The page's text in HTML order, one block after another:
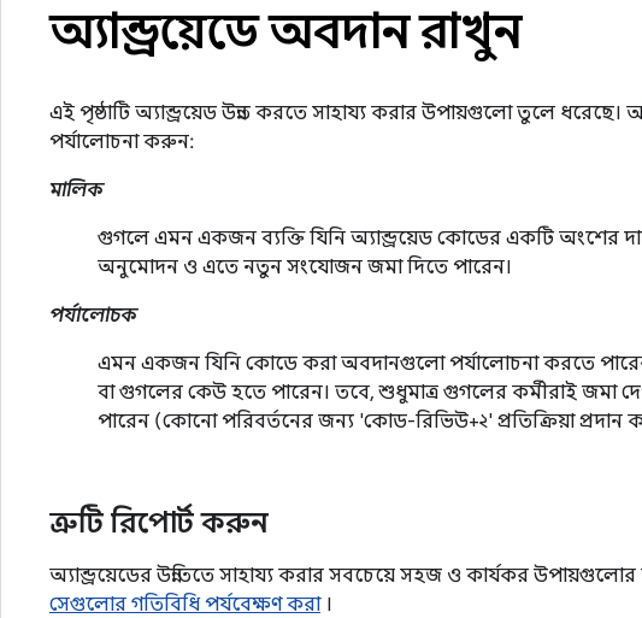
অ্যান্ড্রয়েডে অবদান রাখুন
এই পৃষ্ঠাটি অ্যান্ড্রয়েড উন্নত করতে সাহায্য করার উপায়গুলো তুলে
পর্যালোচনা করুন:
মালিক
গুগলে এমন একজন ব্যক্তি যিনি অ্যান্ড্রয়েড কোডের একটি অংশের
অনুমোদন ও এতে নতুন সংযোজন জমা দিতে পারেন।
পর্যালোচক
এমন একজন যিনি কোডে করা অবদানগুলো পর্যালোচনা করতে
বা গুগলের কেউ হতে পারেন। তবে, শুধুমাত্র গুগলের কর্মীরাই
পারেন (কোনো পরিবর্তনের জন্য 'কোড-রিভিউ+২' প্রতিক্রিয়া প্রদান
ত্রুটি রিপোর্ট করুন
অ্যান্ড্রয়েডের উন্নতিতে সাহায্য করার সবচেয়ে সহজ ও কার্যকর
সেগুলোর গতিবিধি পর্যবেক্ষণ করা।